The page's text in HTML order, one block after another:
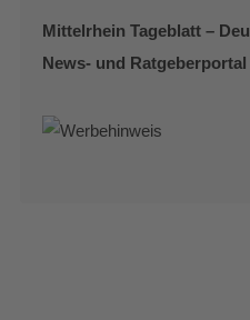
Mittelrhein Tageblatt –
News- und Ratgeberportal